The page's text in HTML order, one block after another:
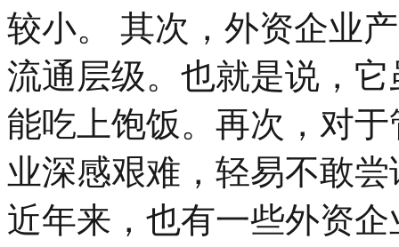
较小。 其次，外资企业
流通层级。也就是说，
能吃上饱饭。再次，对
业深感艰难，轻易不敢
近年来，也有一些外资